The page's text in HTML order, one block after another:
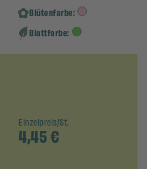
Blütenfarbe:
Blattfarbe:
Einzelpreis/St.
4,45€